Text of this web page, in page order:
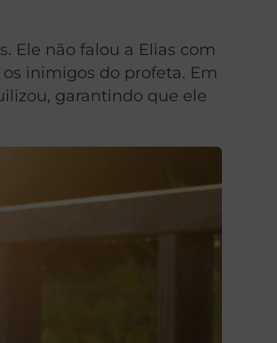
Ele não falou a Elias com
inimigos do profeta. Em
garantindo que ele